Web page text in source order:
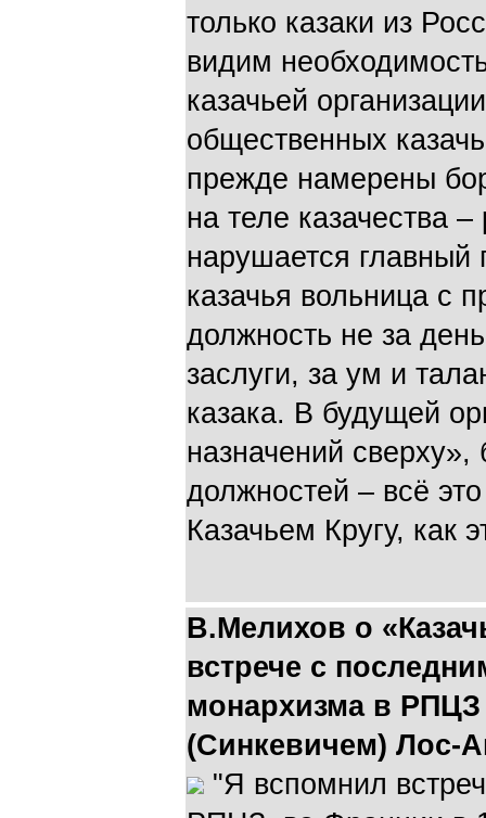
только казаки из
видим
казачьей
общественных
прежде намерены
на теле казачества
нарушается главный
казачья вольница с
должность не за
заслуги, за ум и
казака. В будущей
назначений сверху»,
должностей – всё
Казачьем Кругу, как
В.Мелихов о
встрече с
монархизма в
(Синкевичем) Лос-
"Я вспомнил